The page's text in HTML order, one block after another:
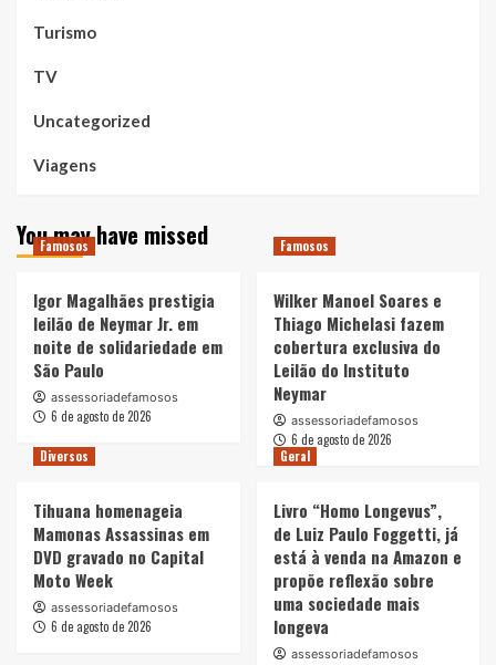
Turismo
TV
Uncategorized
Viagens
You may have missed
Famosos
Igor Magalhães prestigia
leilão de Neymar Jr. em
noite de solidariedade em
São Paulo
assessoriadefamosos
6 de agosto de 2026
Famosos
Wilker Manoel Soares e
Thiago Michelasi fazem
cobertura exclusiva do
Leilão do Instituto
Neymar
assessoriadefamosos
6 de agosto de 2026
Diversos
Tihuana homenageia
Mamonas Assassinas em
DVD gravado no Capital
Moto Week
assessoriadefamosos
6 de agosto de 2026
Geral
Livro “Homo Longevus”,
de Luiz Paulo Foggetti, já
está à venda na Amazon e
propõe reflexão sobre
uma sociedade mais
longeva
assessoriadefamosos